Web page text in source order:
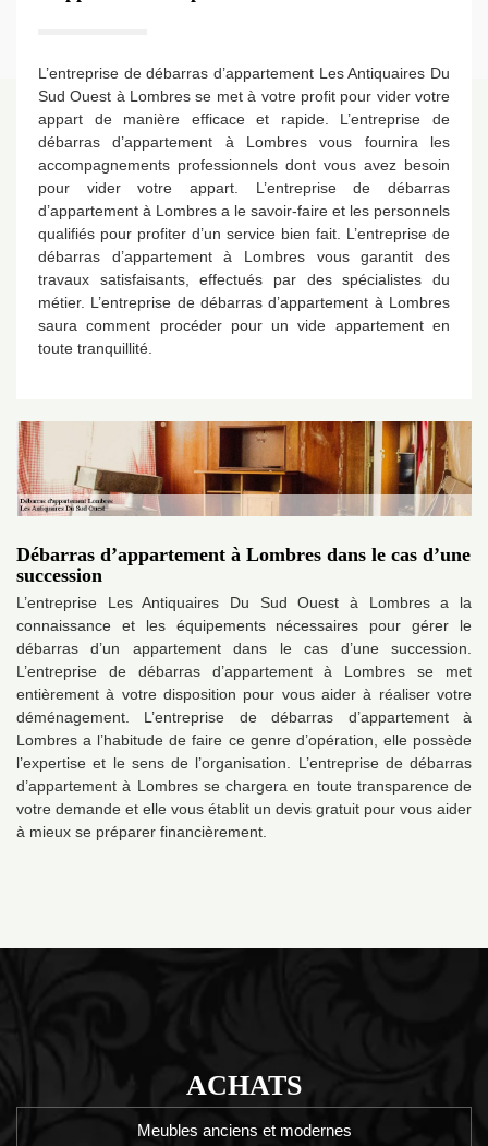
L’entreprise de débarras d’appartement Les Antiquaires Du
Sud Ouest à Lombres se met à votre profit pour vider votre
appart de manière efficace et rapide. L’entreprise de
débarras d’appartement à Lombres vous fournira les
accompagnements professionnels dont vous avez besoin
pour vider votre appart. L’entreprise de débarras
d’appartement à Lombres a le savoir-faire et les personnels
qualifiés pour profiter d’un service bien fait. L’entreprise de
débarras d’appartement à Lombres vous garantit des
travaux satisfaisants, effectués par des spécialistes du
métier. L’entreprise de débarras d’appartement à Lombres
saura comment procéder pour un vide appartement en
toute tranquillité.
Débarras d’appartement à Lombres dans le cas d’une
succession
L’entreprise Les Antiquaires Du Sud Ouest à Lombres a la
connaissance et les équipements nécessaires pour gérer le
débarras d’un appartement dans le cas d’une succession.
L’entreprise de débarras d’appartement à Lombres se met
entièrement à votre disposition pour vous aider à réaliser votre
déménagement. L’entreprise de débarras d’appartement à
Lombres a l’habitude de faire ce genre d’opération, elle possède
l’expertise et le sens de l’organisation. L’entreprise de débarras
d’appartement à Lombres se chargera en toute transparence de
votre demande et elle vous établit un devis gratuit pour vous aider
à mieux se préparer financièrement.
ACHATS
Meubles anciens et modernes